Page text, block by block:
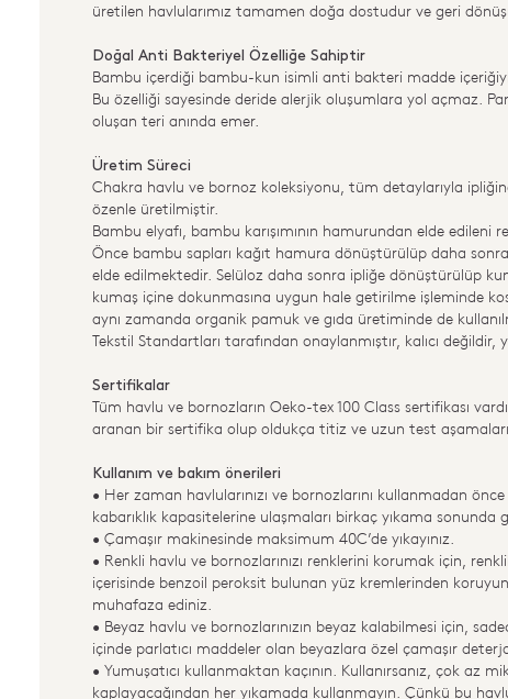
üretilen havlularımız tamamen doğa dostudur ve geri
Doğal Anti Bakteriyel Özelliğe Sahiptir
Bambu içerdiği bambu-kun isimli anti bakteri madde
Bu özelliği sayesinde deride alerjik oluşumlara yol açmaz.
oluşan teri anında emer.
Üretim Süreci
Chakra havlu ve bornoz koleksiyonu, tüm detaylarıyla
özenle üretilmiştir.
Bambu elyafı, bambu karışımının hamurundan elde edileni
Önce bambu sapları kağıt hamura dönüştürülüp daha sonra
elde edilmektedir. Selüloz daha sonra ipliğe dönüştürülüp
kumaş içine dokunmasına uygun hale getirilme işleminde
aynı zamanda organik pamuk ve gıda üretiminde de
Tekstil Standartları tarafından onaylanmıştır, kalıcı değildir,
Sertifikalar
Tüm havlu ve bornozların Oeko-tex 100 Class sertifikası
aranan bir sertifika olup oldukça titiz ve uzun test
Kullanım ve bakım önerileri
• Her zaman havlularınızı ve bornozlarını kullanmadan önce
kabarıklık kapasitelerine ulaşmaları birkaç yıkama sonunda
• Çamaşır makinesinde maksimum 40C’de yıkayınız.
• Renkli havlu ve bornozlarınızı renklerini korumak için,
içerisinde benzoil peroksit bulunan yüz kremlerinden
muhafaza ediniz.
• Beyaz havlu ve bornozlarınızın beyaz kalabilmesi için,
içinde parlatıcı maddeler olan beyazlara özel çamaşır
• Yumuşatıcı kullanmaktan kaçının. Kullanırsanız, çok az
kaplayacağından her yıkamada kullanmayın. Çünkü bu